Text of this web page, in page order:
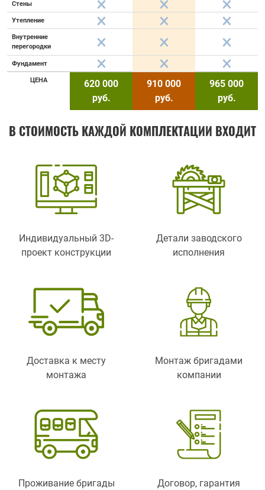
Стены
Утепление
Внутренние
перегородки
Фундамент
ЦЕНА
620 000
руб.
910 000
руб.
965 000
руб.
В СТОИМОСТЬ КАЖДОЙ КОМПЛЕКТАЦИИ ВХОДИТ
Индивидуальный 3D-
проект конструкции
Детали заводского
исполнения
Доставка к месту
монтажа
Монтаж бригадами
компании
Проживание бригады Договор, гарантия